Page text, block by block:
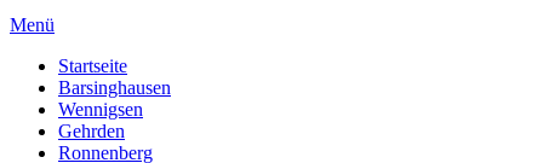
Menü
Startseite
Barsinghausen
Wennigsen
Gehrden
Ronnenberg